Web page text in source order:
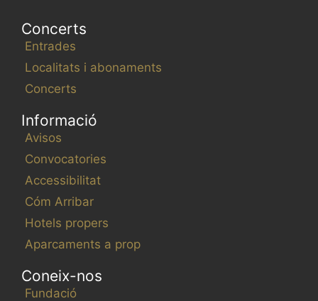
Concerts
Entrades
Localitats i abonaments
Concerts
Informació
Avisos
Convocatories
Accessibilitat
Cóm Arribar
Hotels propers
Aparcaments a prop
Coneix-nos
Fundació